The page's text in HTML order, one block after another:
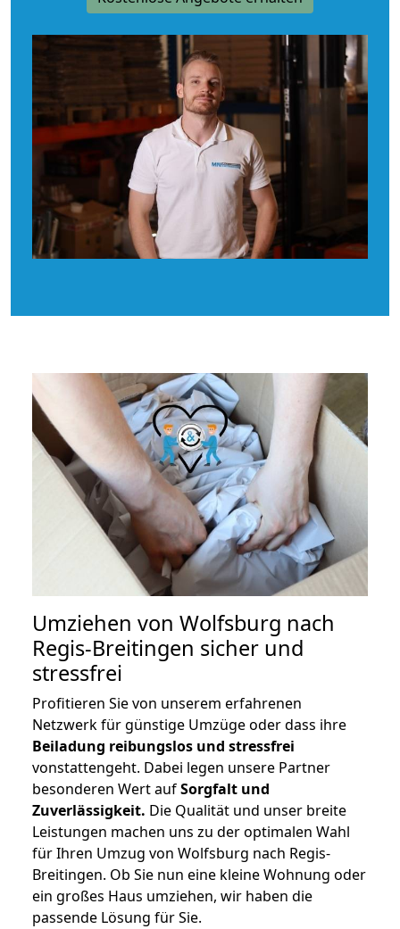
Umziehen von Wolfsburg nach
Regis-Breitingen sicher und
stressfrei
Profitieren Sie von unserem erfahrenen
Netzwerk für günstige Umzüge oder dass ihre
Beiladung reibungslos und stressfrei
vonstattengeht. Dabei legen unsere Partner
besonderen Wert aufSorgfalt und
Zuverlässigkeit. Die Qualität und unser breite
Leistungen machen uns zu der optimalen Wahl
für Ihren Umzug von Wolfsburg nach Regis-
Breitingen. Ob Sie nun eine kleine Wohnung oder
ein großes Haus umziehen, wir haben die
passende Lösung für Sie.